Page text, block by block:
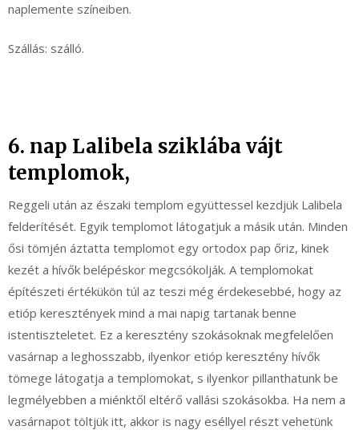
naplemente színeiben.
Szállás: szálló.
6. nap Lalibela sziklába vájt
templomok,
Reggeli után az északi templom együttessel kezdjük Lalibela
felderítését. Egyik templomot látogatjuk a másik után. Minden
ősi tömjén áztatta templomot egy ortodox pap őriz, kinek
kezét a hívők belépéskor megcsókolják. A templomokat
építészeti értékükön túl az teszi még érdekesebbé, hogy az
etióp keresztények mind a mai napig tartanak benne
istentiszteletet. Ez a keresztény szokásoknak megfelelően
vasárnap a leghosszabb, ilyenkor etióp keresztény hívők
tömege látogatja a templomokat, s ilyenkor pillanthatunk be
legmélyebben a miénktől eltérő vallási szokásokba. Ha nem a
vasárnapot töltjük itt, akkor is nagy eséllyel részt vehetünk